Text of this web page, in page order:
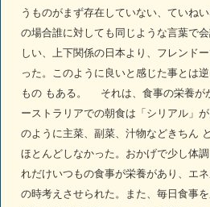
うものがまず存在していない、ていね
の場合誰に対しても同じような言葉で
しい、上下関係の日本より、フレンド
った。このように良いと感じた事とは
もの もある。 それは、食事の栄養が
ーストラリアでの朝食は「シリアル」
のように主菜、副菜、汁物などきちん
ほとんどしなかった。おかげで少し体
れだけいつもの食事が栄養があり、エ
の時考えさせられた。また、毎日食事